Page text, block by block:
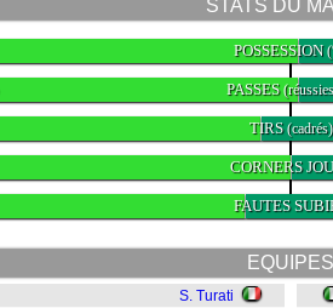
STATS DU
POSSESSION
PASSES
TIRS(cadrés)
CORNERS
FAUTES
EQUIPES
S. Turati